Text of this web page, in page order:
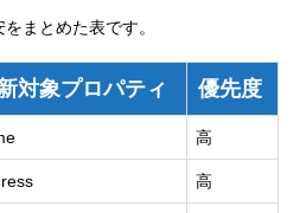
まとめた表です。
対象プロパティ 優先度
高
高